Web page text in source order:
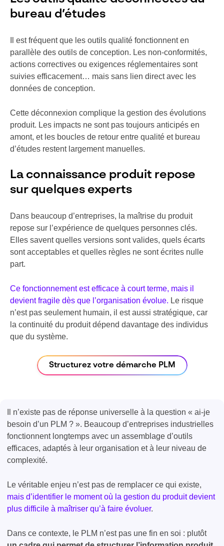
bureau d’études
Il est fréquent que les outils qualité fonctionnent en
parallèle des outils de conception. Les non-conformités,
actions correctives ou exigences réglementaires sont
suivies efficacement… mais sans lien direct avec les
données de conception.
Cette déconnexion complique la gestion des évolutions
produit. Les impacts ne sont pas toujours anticipés en
amont, et les boucles de retour entre qualité et bureau
d’études restent largement manuelles.
La connaissance produit repose
sur quelques experts
Dans beaucoup d’entreprises, la maîtrise du produit
repose sur l’expérience de quelques personnes clés.
Elles savent quelles versions sont valides, quels écarts
sont acceptables et quelles règles ne sont écrites nulle
part.
Ce fonctionnement est efficace à court terme, mais il
devient fragile dès que l’organisation évolue. Le risque
n’est pas seulement humain, il est aussi stratégique, car
la continuité du produit dépend davantage des individus
que du système.
Structurez votre démarche PLM
Il n’existe pas de réponse universelle à la question « ai-je
besoin d’un PLM ? ». Beaucoup d’entreprises industrielles
fonctionnent longtemps avec un assemblage d’outils
efficaces, adaptés à leur organisation et à leur niveau de
complexité.
Le véritable enjeu n’est pas de remplacer ce qui existe,
mais d’identifier le moment où la gestion du produit devient
plus difficile à maîtriser qu’à faire évoluer.
Dans ce contexte, le PLM n’est pas une fin en soi : plutôt